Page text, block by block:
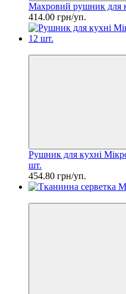
Махровий рушник для
414.00 грн/уп.
Рушник для кухні
шт.
454.80 грн/уп.